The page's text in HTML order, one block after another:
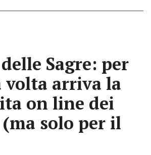
Sagre: per
volta arriva la
on line dei
solo per il